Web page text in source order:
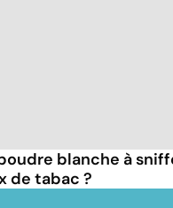
blanche à
de tabac ?